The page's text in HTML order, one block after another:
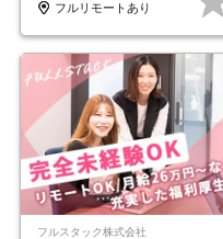
フルリモートあり
フルスタック株式会社